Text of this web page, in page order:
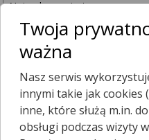
Nie znaleźliśmy żadnych
zwiększyliśmy promień
Twoja
ważna
Nasz serwis
innymi takie jak cookies
inne, które służą m.in.
obsługi podczas wizyty